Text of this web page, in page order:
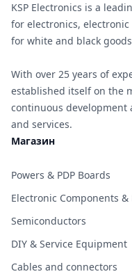
KSP Electronics is a
for electronics,
for white and black
With over 25 years of
established itself on the
continuous development
and services.
Магазин
Powers & PDP Boards
Electronic Components &
Semiconductors
DIY & Service Equipment
Cables and connectors